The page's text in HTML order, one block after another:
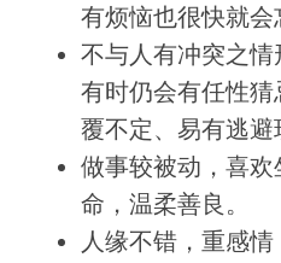
有烦恼也很快就会
不与人有冲突之
有时仍会有任性
覆不定、易有逃避
做事较被动，喜
命，温柔善良。
人缘不错，重感